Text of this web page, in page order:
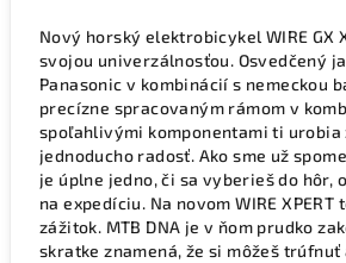
Nový horský elektrobicykel WIRE GX
svojou univerzálnosťou. Osvedčený
Panasonic v kombinácií s nemeckou
precízne spracovaným rámom v
spoľahlivými komponentami ti urobia
jednoducho radosť. Ako sme už
je úplne jedno, či sa vyberieš do hôr,
na expedíciu. Na novom WIRE XPERT
zážitok. MTB DNA je v ňom prudko
skratke znamená, že si môžeš trúfnuť